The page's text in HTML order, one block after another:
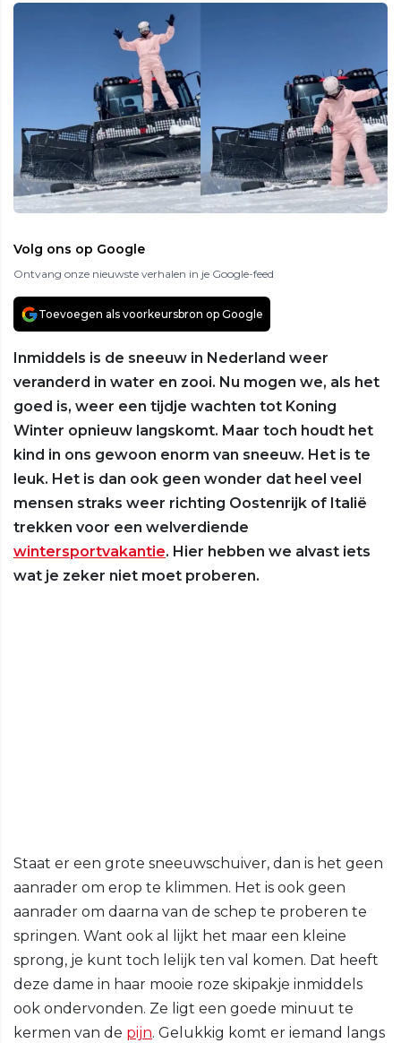
Volg ons op Google
Ontvang onze nieuwste verhalen in je Google-feed
Toevoegen als voorkeursbron op Google
Inmiddels is de sneeuw in Nederland weer
veranderd in water en zooi. Nu mogen we, als het
goed is, weer een tijdje wachten tot Koning
Winter opnieuw langskomt. Maar toch houdt het
kind in ons gewoon enorm van sneeuw. Het is te
leuk. Het is dan ook geen wonder dat heel veel
mensen straks weer richting Oostenrijk of Italië
trekken voor een welverdiende
wintersportvakantie. Hier hebben we alvast iets
wat je zeker niet moet proberen.
Staat er een grote sneeuwschuiver, dan is het geen
aanrader om erop te klimmen. Het is ook geen
aanrader om daarna van de schep te proberen te
springen. Want ook al lijkt het maar een kleine
sprong, je kunt toch lelijk ten val komen. Dat heeft
deze dame in haar mooie roze skipakje inmiddels
ook ondervonden. Ze ligt een goede minuut te
kermen van de pijn. Gelukkig komt er iemand langs